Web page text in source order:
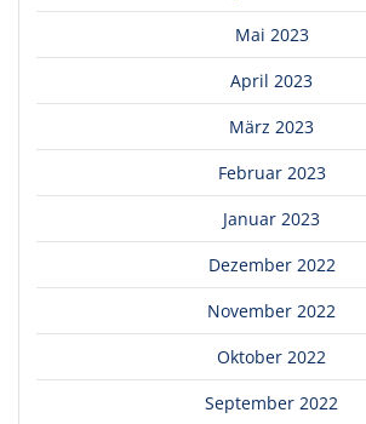
Mai 2023
April 2023
März 2023
Februar 2023
Januar 2023
Dezember 2022
November 2022
Oktober 2022
September 2022